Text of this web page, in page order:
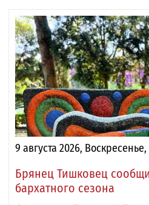
9 августа 2026, Воскресенье,
Брянец Тишковец
бархатного сезона